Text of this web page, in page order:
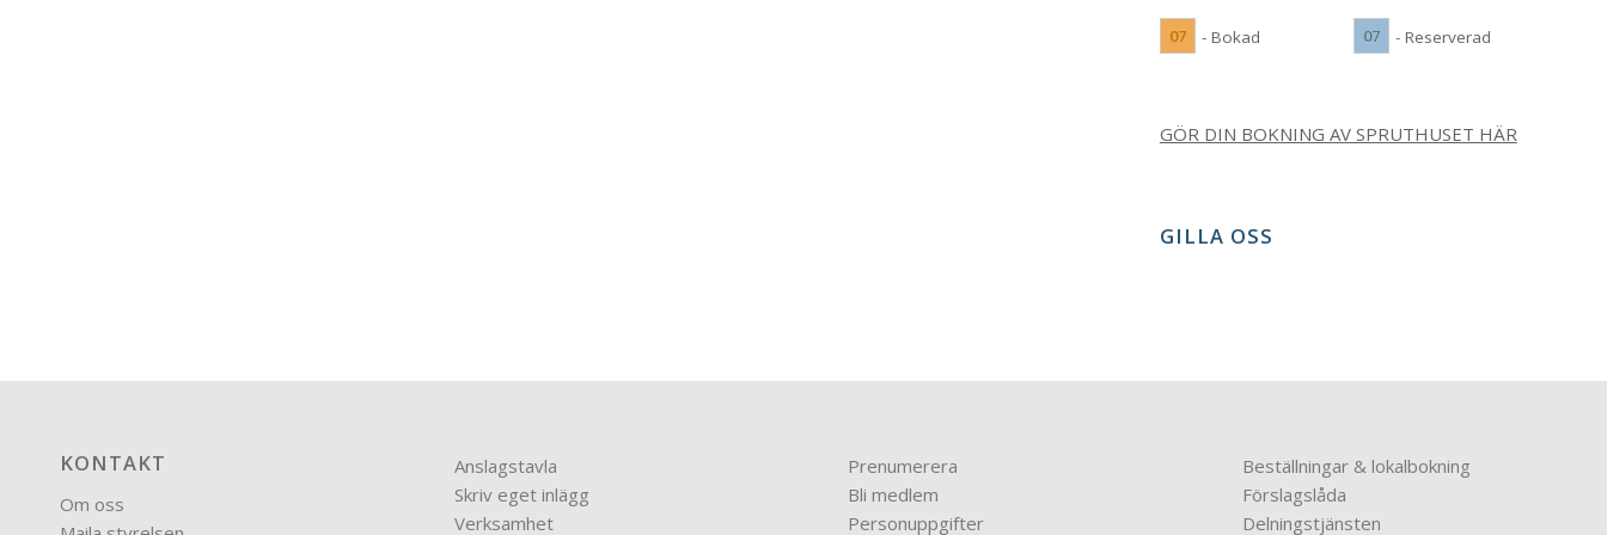
07 - Bokad 07 - Reserverad
GÖR DIN BOKNING AV SPRUTHUSET HÄR
GILLA OSS
KONTAKT
Om oss
Anslagstavla
Skriv eget inlägg
Verksamhet
Prenumerera
Bli medlem
Personuppgifter
Beställningar & lokalbokning
Förslagslåda
Delningstjänsten